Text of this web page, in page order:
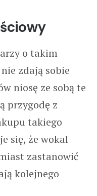
o takim
zdają sobie
niosę ze sobą te
przygodę z
takiego
się, że wokal
zastanowić
kolejnego